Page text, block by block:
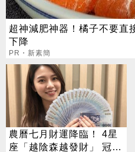
超神減肥神器！橘子不要直
下降
PR・新素簡
農曆七月財運降臨！ 4星
座「越陰森越發財」 冠軍